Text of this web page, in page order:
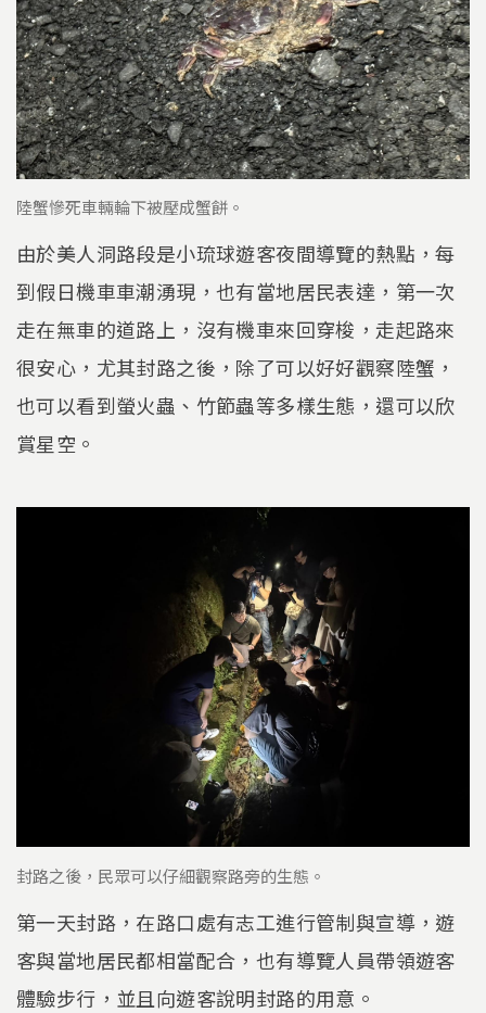
陸蟹慘死車輛輪下被壓成蟹餅。
由於美人洞路段是小琉球遊客夜間導覽的熱點，每
到假日機車車潮湧現，也有當地居民表達，第一次
走在無車的道路上，沒有機車來回穿梭，走起路來
很安心，尤其封路之後，除了可以好好觀察陸蟹，
也可以看到螢火蟲、竹節蟲等多樣生態，還可以欣
賞星空。
封路之後，民眾可以仔細觀察路旁的生態。
第一天封路，在路口處有志工進行管制與宣導，遊
客與當地居民都相當配合，也有導覽人員帶領遊客
體驗步行，並且向遊客說明封路的用意。